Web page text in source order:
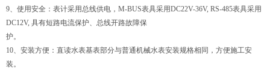
9、使用安全：表计采用总线供电，M-BUS表具采用DC22V-36V, RS-485表具采用
DC12V, 具有短路电流保护、总线开路故障保
护。
10、安装方便：直读水表基表部分与普通机械水表安装规格相同，方便施工安
装。